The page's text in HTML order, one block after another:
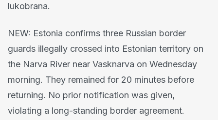
lukobrana.
NEW: Estonia confirms three Russian border
guards illegally crossed into Estonian territory on
the Narva River near Vasknarva on Wednesday
morning. They remained for 20 minutes before
returning. No prior notification was given,
violating a long-standing border agreement.